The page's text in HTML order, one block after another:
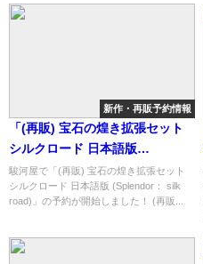
新作・再販予約情報
「(再販) 宝石の煌き拡張セット
シルクロード 日本語版
(Splendor： silk road)」の概略
と予約購入可能なショップ紹
介！
駿河屋で「(再販) 宝石の煌き拡張セット
シルクロード 日本語版 (Splendor： silk
road)」の予約が開始しました！ (再販...